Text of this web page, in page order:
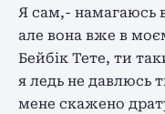
Я сам,- намагаюсь
але вона вже в
Бейбік Тете, ти
я ледь не давлюсь
мене скажено